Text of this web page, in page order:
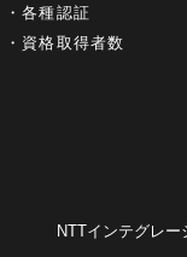
各種認証
資格取得者数
NTTインテグレー